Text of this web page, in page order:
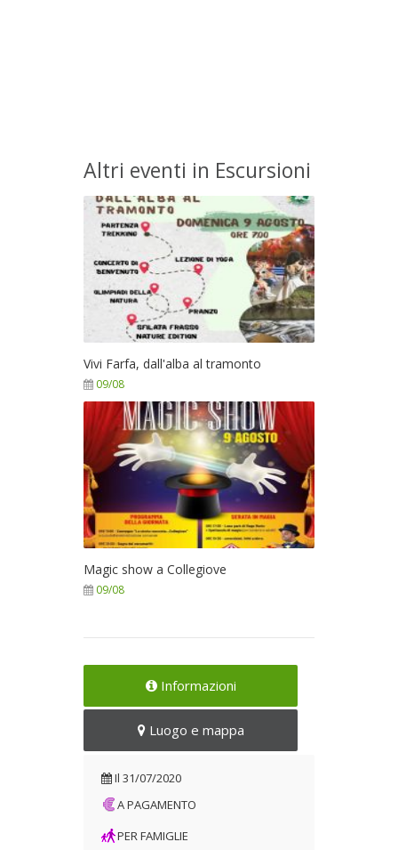
Altri eventi in Escursioni
Vivi Farfa, dall'alba al tramonto
09/08
Magic show a Collegiove
09/08
Informazioni
Luogo e mappa
Il 31/07/2020
A PAGAMENTO
PER FAMIGLIE